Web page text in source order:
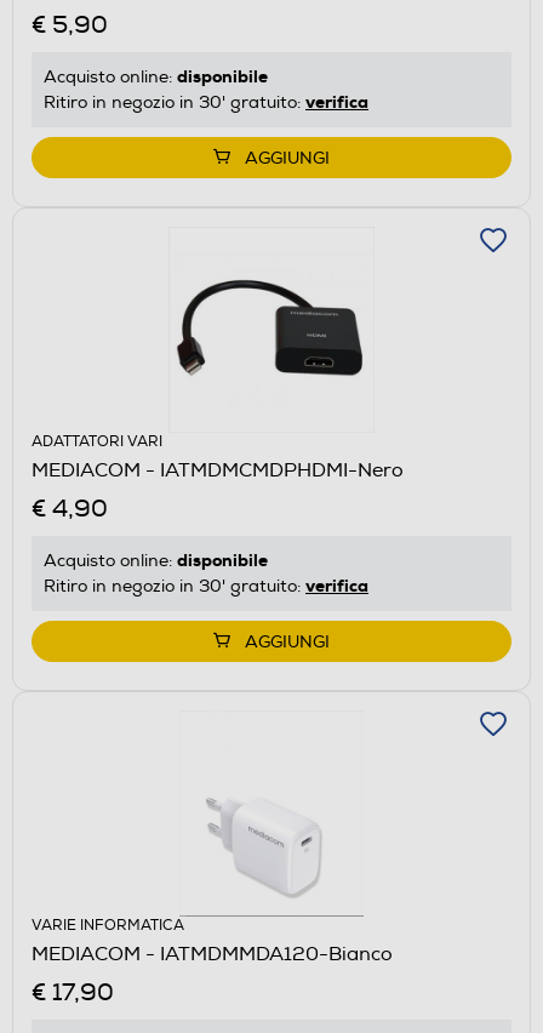
€ 5,90
Acquisto online: disponibile
Ritiro in negozio in 30' gratuito: verifica
AGGIUNGI
ADATTATORI VARI
MEDIACOM - IATMDMCMDPHDMI-Nero
€ 4,90
Acquisto online: disponibile
Ritiro in negozio in 30' gratuito: verifica
AGGIUNGI
VARIE INFORMATICA
MEDIACOM - IATMDMMDA120-Bianco
€ 17,90